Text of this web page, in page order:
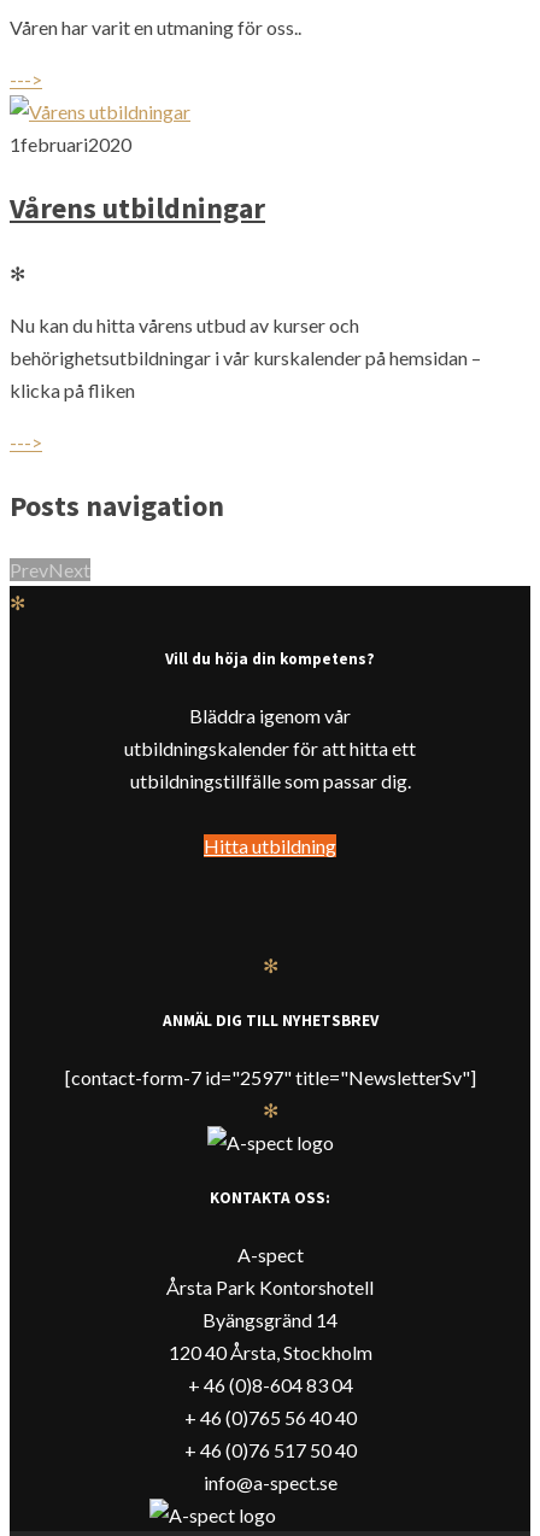
Våren har varit en utmaning för oss..
--->
1februari2020
Vårens utbildningar
✻
Nu kan du hitta vårens utbud av kurser och
behörighetsutbildningar i vår kurskalender på hemsidan –
klicka på fliken
--->
Posts navigation
PrevNext
✻
Vill du höja din kompetens?
Bläddra igenom vår
utbildningskalender för att hitta ett
utbildningstillfälle som passar dig.
Hitta utbildning
✻
ANMÄL DIG TILL NYHETSBREV
[contact-form-7 id="2597" title="NewsletterSv"]
✻
KONTAKTA OSS:
A-spect
Årsta Park Kontorshotell
Byängsgränd 14
120 40 Årsta, Stockholm
+ 46 (0)8-604 83 04
+ 46 (0)765 56 40 40
+ 46 (0)76 517 50 40
info@a-spect.se